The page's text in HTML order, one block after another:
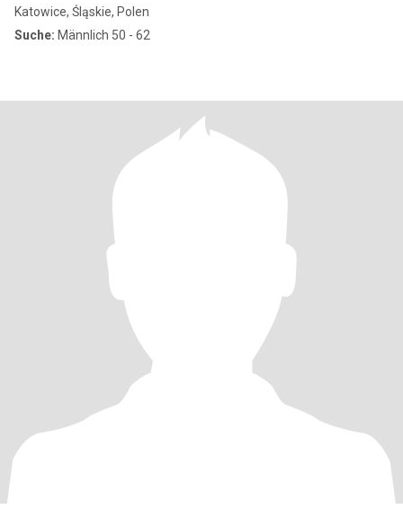
Katowice, Śląskie, Polen
Suche: Männlich 50 - 62